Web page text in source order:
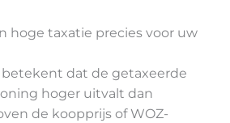
hoge taxatie precies voor uw
dat de getaxeerde
hoger uitvalt dan
de koopprijs of WOZ-